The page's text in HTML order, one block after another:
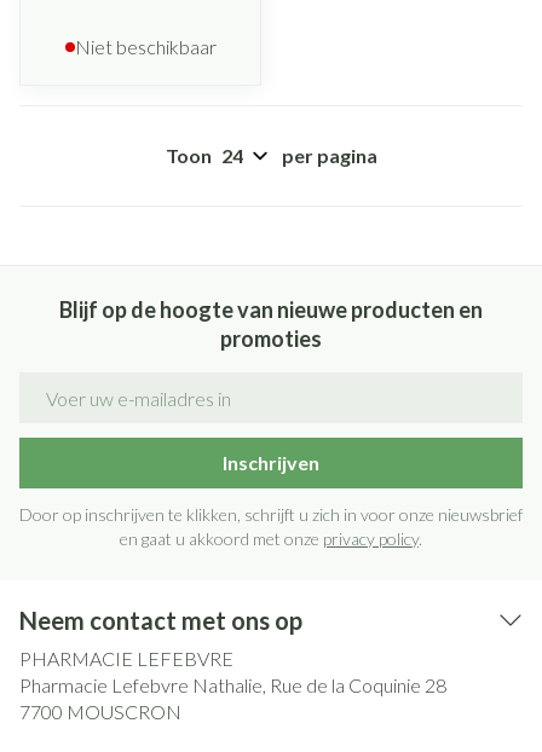
Niet beschikbaar
Toon per pagina
Blijf op de hoogte van nieuwe producten en
promoties
Inschrijven
Door op inschrijven te klikken, schrijft u zich in voor onze nieuwsbrief
en gaat u akkoord met onze privacy policy.
Neem contact met ons op
PHARMACIE LEFEBVRE
Pharmacie Lefebvre Nathalie, Rue de la Coquinie 28
7700 MOUSCRON